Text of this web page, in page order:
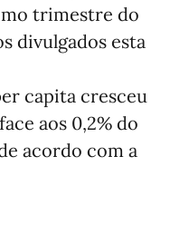
trimestre do
divulgados esta
capita cresceu
aos 0,2% do
acordo com a